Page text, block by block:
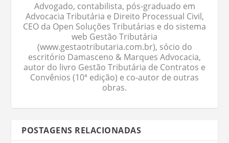
Advogado, contabilista, pós-graduado em
Advocacia Tributária e Direito Processual Civil,
CEO da Open Soluções Tributárias e do sistema
web Gestão Tributária
(www.gestaotributaria.com.br), sócio do
escritório Damasceno & Marques Advocacia,
autor do livro Gestão Tributária de Contratos e
Convênios (10ª edição) e co-autor de outras
obras.
POSTAGENS RELACIONADAS